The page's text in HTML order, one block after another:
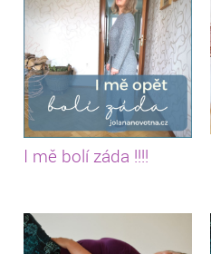
I mě bolí záda !!!!